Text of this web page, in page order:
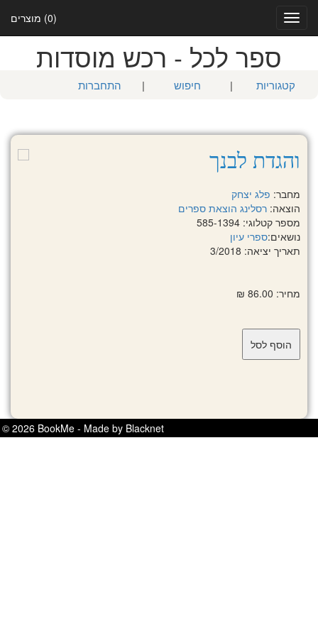
(0) מוצרים
Toggle
navigation
ספר לכל - רכש מוסדות
קטגוריות | חיפוש | התחברות
והגדת לבנך
מחבר: פלג יצחק
הוצאה: רסלינג הוצאת ספרים
מספר קטלוגי: 585-1394
נושאים:ספרי עיון
תאריך יציאה: 3/2018
מחיר: 86.00 ₪
© 2026 BookMe - Made by Blacknet